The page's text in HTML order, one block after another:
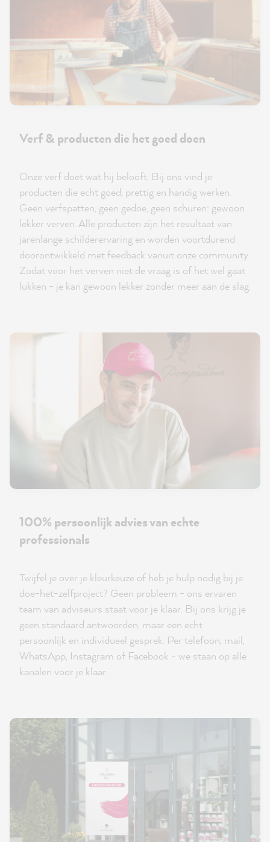
Verf & producten die het goed doen
Onze verf doet wat hij belooft. Bij ons vind je
producten die echt goed, prettig en handig werken.
Geen verfspatten, geen gedoe, geen schuren: gewoon
lekker verven. Alle producten zijn het resultaat van
jarenlange schilderervaring en worden voortdurend
doorontwikkeld met feedback vanuit onze community.
Zodat voor het verven niet de vraag is of het wel gaat
lukken - je kan gewoon lekker zonder meer aan de slag.
100% persoonlijk advies van echte
professionals
Twijfel je over je kleurkeuze of heb je hulp nodig bij je
doe-het-zelfproject? Geen probleem - ons ervaren
team van adviseurs staat voor je klaar. Bij ons krijg je
geen standaard antwoorden, maar een echt
persoonlijk en individueel gesprek. Per telefoon, mail,
WhatsApp, Instagram of Facebook - we staan op alle
kanalen voor je klaar.